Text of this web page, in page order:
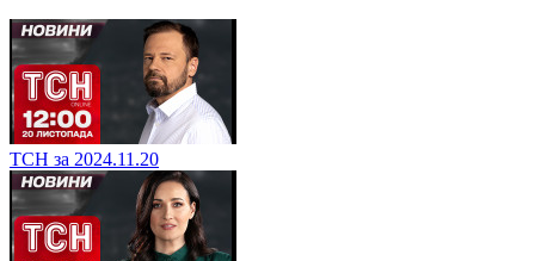
ТСН за 2024.11.20